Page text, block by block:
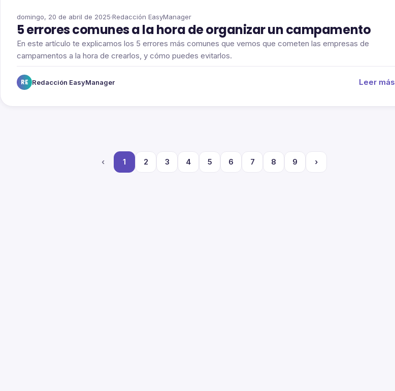
domingo, 20 de abril de 2025 Redacción EasyManager
5 errores comunes a la hora de organizar un campamento
En este artículo te explicamos los 5 errores más comunes que vemos que cometen las empresas de
campamentos a la hora de crearlos, y cómo puedes evitarlos.
RE Redacción EasyManager Leer más
‹ 1 2 3 4 5 6 7 8 9 ›